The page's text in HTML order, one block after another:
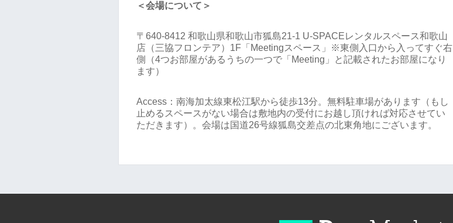
＜会場について＞
〒640-8412 和歌山県和歌山市狐島21-1 U-SPACEレンタルスペース和歌山
店（三協フロンテア）1F「Meetingスペース」※東側入口から入ってすぐ右
側（4つお部屋があるうちの一つで「Meeting」と記載されたお部屋になり
ます）
Access：南海加太線東松江駅から徒歩13分。無料駐車場があります（もし
止めるスペースがない場合は敷地内の受付にお越し頂ければ対応させてい
ただきます）。会場は国道26号線狐島交差点の北東角地にございます。